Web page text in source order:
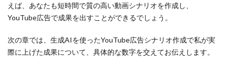
えば、あなたも短時間で質の高い動画シナリオを作成し、
YouTube広告で成果を出すことができるでしょう。
次の章では、生成AIを使ったYouTube広告シナリオ作成で私が実
際に上げた成果について、具体的な数字を交えてお伝えします。